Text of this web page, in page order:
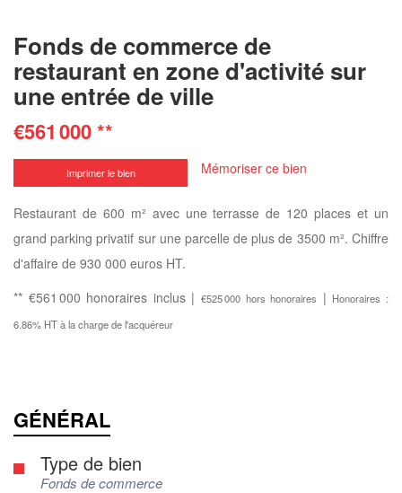
Fonds de commerce de
restaurant en zone d'activité sur
une entrée de ville
€561 000**
Imprimer le bien Mémoriser ce bien
Restaurant de 600 m² avec une terrasse de 120 places et un
grand parking privatif sur une parcelle de plus de 3500 m². Chiffre
d'affaire de 930 000 euros HT.
** €561 000 honoraires inclus |€525 000 hors honoraires | Honoraires :
6.86% HT à la charge de l'acquéreur
GÉNÉRAL
Type de bien
Fonds de commerce